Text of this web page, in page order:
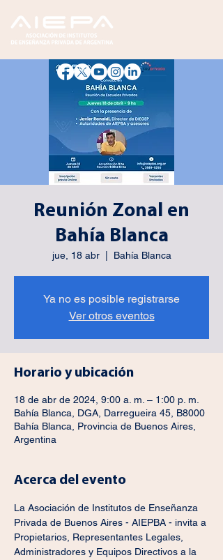
Reunión Zonal en
Bahía Blanca
jue, 18 abr
  |
Bahía Blanca
Ya no es posible registrarse
Ver otros eventos
Horario y ubicación
18 de abr de 2024, 9:00 a. m. – 1:00 p. m.
Bahía Blanca, DGA, Darregueira 45, B8000
Bahía Blanca, Provincia de Buenos Aires,
Argentina
Acerca del evento
La Asociación de Institutos de Enseñanza
Privada de Buenos Aires - AIEPBA - invita a
Propietarios, Representantes Legales,
Administradores y Equipos Directivos a la